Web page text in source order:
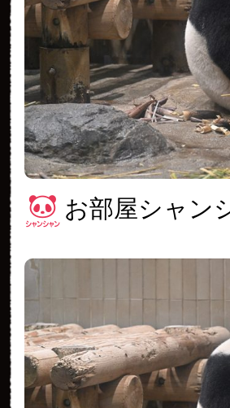
お部屋シャン